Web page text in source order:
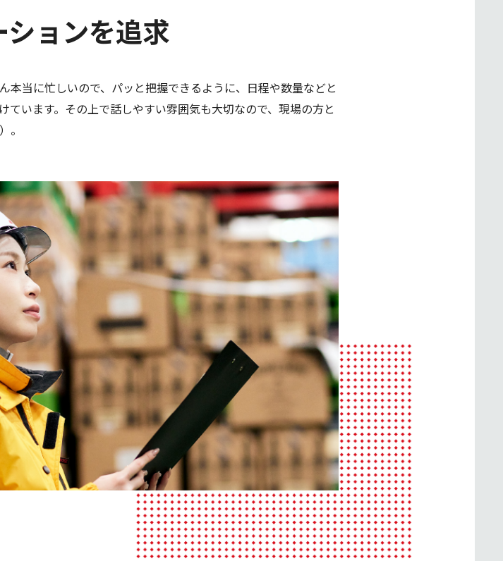
ョンを追求
当に忙しいので、パッと把握できるように、日程や数量などと
います。その上で話しやすい雰囲気も大切なので、現場の方と
。